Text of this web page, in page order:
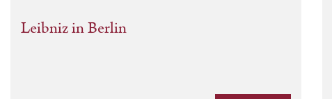
Leibniz in Berlin